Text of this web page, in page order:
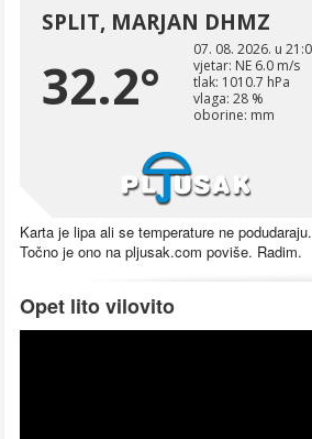
Karta je lipa ali se temperature ne podudaraju.
Točno je ono na pljusak.com poviše. Radim.
Opet lito vilovito